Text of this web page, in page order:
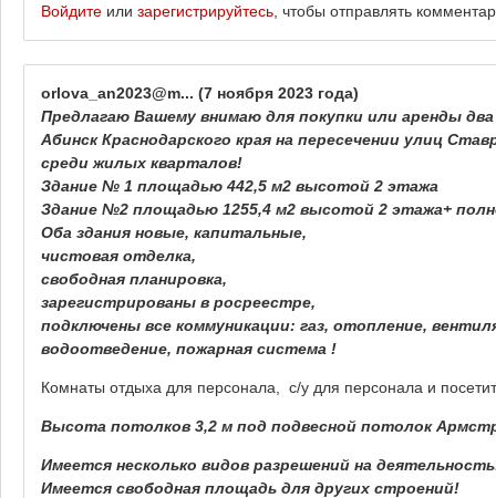
Войдите или зарегистрируйтесь , чтобы отправлять
orlova_an2023@m... (7 ноября 2023 года)
Предлагаю Вашему внимаю для покупки или аренды
Абинск Краснодарского края на пересечении улиц
среди жилых кварталов!
Здание № 1 площадью 442,5 м2 высотой 2 этажа
Здание №2 площадью 1255,4 м2 высотой 2 этажа+
Оба здания новые, капитальные,
чистовая отделка,
свободная планировка,
зарегистрированы в росреестре,
подключены все коммуникации: газ, отопление,
водоотведение, пожарная система !
Комнаты отдыха для персонала, с/у для персонала и
Высота потолков 3,2 м под подвесной потолок
Имеется несколько видов разрешений на
Имеется свободная площадь для других строений!